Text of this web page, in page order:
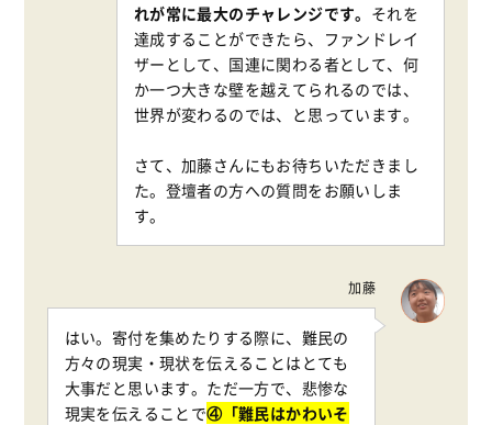
れが常に最大のチャレンジです。 それを
達成することができたら、ファンドレイ
ザーとして、国連に関わる者として、何
か一つ大きな壁を越えてられるのでは、
世界が変わるのでは、と思っています。
さて、加藤さんにもお待ちいただきまし
た。登壇者の方への質問をお願いしま
す。
加藤
はい。寄付を集めたりする際に、難民の
方々の現実・現状を伝えることはとても
大事だと思います。ただ一方で、悲惨な
現実を伝えることで④「難民はかわいそ